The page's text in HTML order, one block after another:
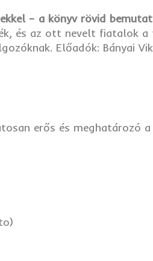
– a könyv rövid
és az ott nevelt fiatalok a
Előadók: Bányai
erős és meghatározó